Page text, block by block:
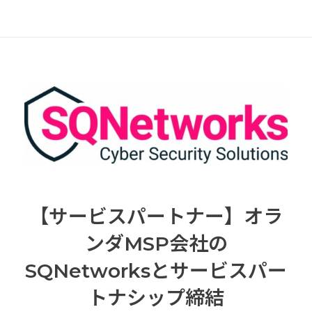
【サービスパートナー】オラ
ンダMSP会社の
SQNetworksとサービスパー
トナシップ締結